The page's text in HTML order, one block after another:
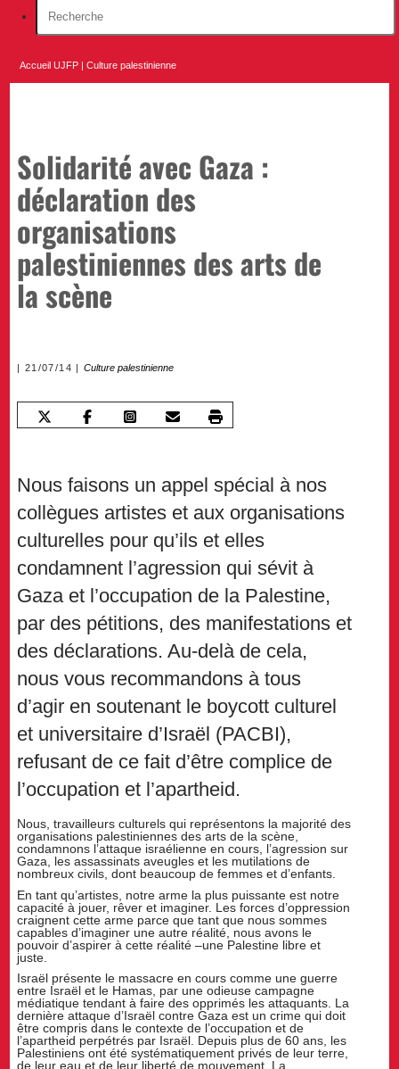
Accueil UJFP |Culture palestinienne
Solidarité avec Gaza :
déclaration des
organisations
palestiniennes des arts de
la scène
21/07/14 Culture palestinienne
Nous faisons un appel spécial à nos
collègues artistes et aux organisations
culturelles pour qu’ils et elles
condamnent l’agression qui sévit à
Gaza et l’occupation de la Palestine,
par des pétitions, des manifestations et
des déclarations. Au-delà de cela,
nous vous recommandons à tous
d’agir en soutenant le boycott culturel
et universitaire d’Israël (PACBI),
refusant de ce fait d’être complice de
l’occupation et l’apartheid.
Nous, travailleurs culturels qui représentons la majorité des
organisations palestiniennes des arts de la scène,
condamnons l’attaque israélienne en cours, l’agression sur
Gaza, les assassinats aveugles et les mutilations de
nombreux civils, dont beaucoup de femmes et d’enfants.
En tant qu’artistes, notre arme la plus puissante est notre
capacité à jouer, rêver et imaginer. Les forces d’oppression
craignent cette arme parce que tant que nous sommes
capables d’imaginer une autre réalité, nous avons le
pouvoir d’aspirer à cette réalité –une Palestine libre et
juste.
Israël présente le massacre en cours comme une guerre
entre Israël et le Hamas, par une odieuse campagne
médiatique tendant à faire des opprimés les attaquants. La
dernière attaque d’Israël contre Gaza est un crime qui doit
être compris dans le contexte de l’occupation et de
l’apartheid perpétrés par Israël. Depuis plus de 60 ans, les
Palestiniens ont été systématiquement privés de leur terre,
de leur eau et de leur liberté de mouvement. La